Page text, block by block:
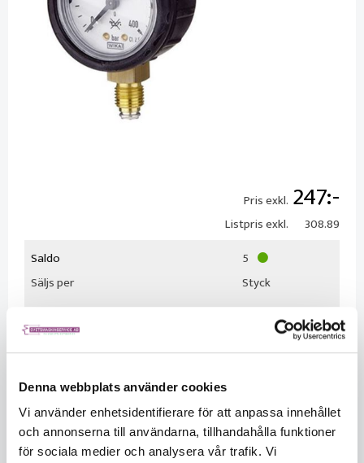
Denna webbplats använder cookies
Vi använder enhetsidentifierare för att anpassa innehållet
och annonserna till användarna, tillhandahålla funktioner
för sociala medier och analysera vår trafik. Vi
Pris exkl. 247
Listpris exkl.
308.89
Saldo
5
Säljs per
Styck
KÖP